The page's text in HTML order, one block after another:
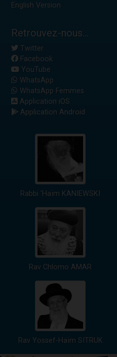
English Version
Retrouvez-nous...
Twitter
Facebook
YouTube
WhatsApp
WhatsApp Femmes
Application iOS
Application Android
Rabbi 'Haïm KANIEWSKI
Rav Chlomo AMAR
Rav Yossef-Haïm SITRUK